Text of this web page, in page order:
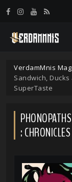
VerdamMnis
Sandwich,
SuperTaste
:
Panneau de